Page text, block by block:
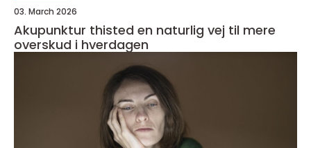
03. March 2026
Akupunktur thisted en naturlig vej til mere
overskud i hverdagen